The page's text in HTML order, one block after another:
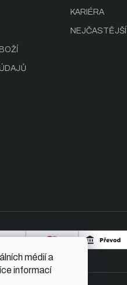
médií a
informací
KARIÉRA